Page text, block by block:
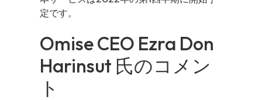
定です。
Omise CEO Ezra Don
Harinsut 氏のコメン
ト